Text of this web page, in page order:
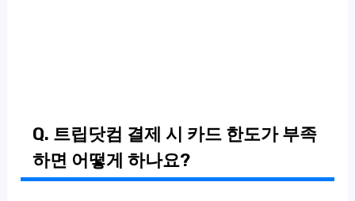
Q. 트립닷컴 결제 시 카드 한도가 부족
하면 어떻게 하나요?